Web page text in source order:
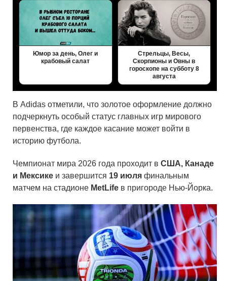
Юмор за день, Олег и
крабовый салат
Стрельцы, Весы,
Скорпионы и Овны в
гороскопе на субботу 8
августа
В Adidas отметили, что золотое оформление должно
подчеркнуть особый статус главных игр мирового
первенства, где каждое касание может войти в
историю футбола.
Чемпионат мира 2026 года проходит в США, Канаде
и Мексике и завершится 19 июля финальным
матчем на стадионе MetLife в пригороде Нью-Йорка.